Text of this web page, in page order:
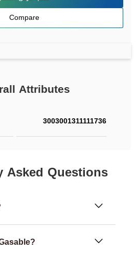
Compare
Attributes
3003001311111736
Asked Questions